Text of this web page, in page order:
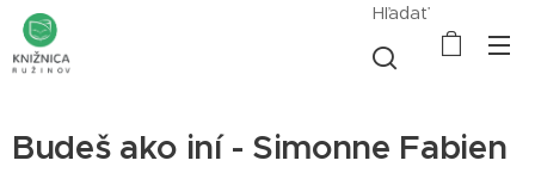
Hľadať
Budeš ako iní - Simonne Fabien